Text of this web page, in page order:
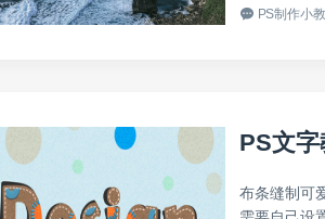
PS制作小
PS文
布条缝制可